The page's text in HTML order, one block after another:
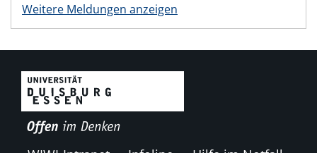
Weitere Meldungen anzeigen